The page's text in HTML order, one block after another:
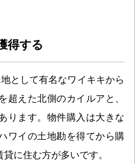
得する
として有名なワイキキから
超えた北側のカイルアと、
ります。物件購入は大きな
ワイの土地勘を得てから購
に住む方が多いです。